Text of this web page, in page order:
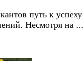
путь к успеху
Несмотря на ...